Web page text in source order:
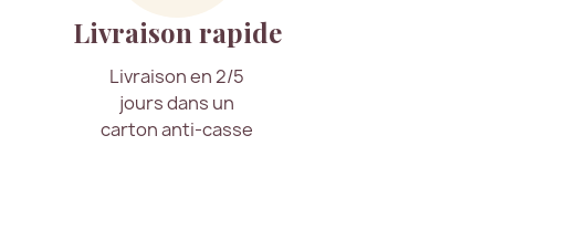
Livraison rapide
Livraison en 2/5
jours dans un
carton anti-casse